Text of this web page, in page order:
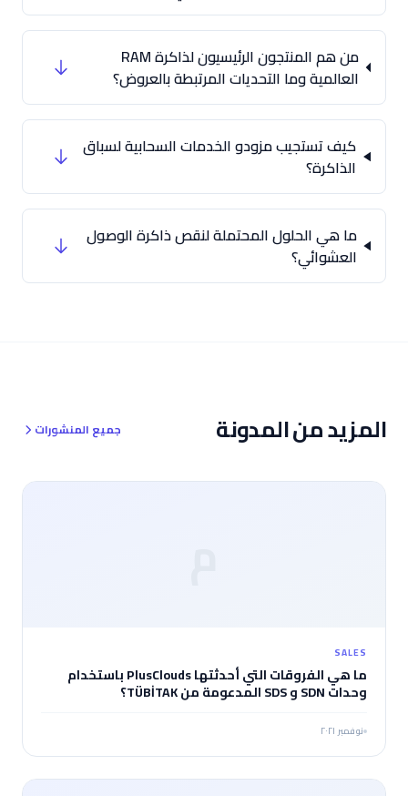
من هم المنتجون الرئيسيون لذاكرة RAM
العالمية وما التحديات المرتبطة بالعروض؟
كيف تستجيب مزودو الخدمات السحابية لسباق
الذاكرة؟
ما هي الحلول المحتملة لنقص ذاكرة الوصول
العشوائي؟
المزيد من المدونة جميع المنشورات
SALES
ما هي الفروقات التي أحدثتها PlusClouds باستخدام
وحدات SDN و SDS المدعومة من TÜBİTAK؟
نوفمبر ٢٠٢١